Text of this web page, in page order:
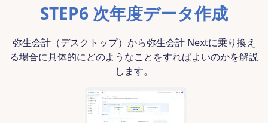
STEP6 次年度データ作成
弥生会計（デスクトップ）から弥生会計 Nextに乗り換え
る場合に具体的にどのようなことをすればよいのかを解説
します。